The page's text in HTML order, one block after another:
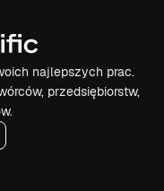
najlepszych prac.
przedsiębiorstw,